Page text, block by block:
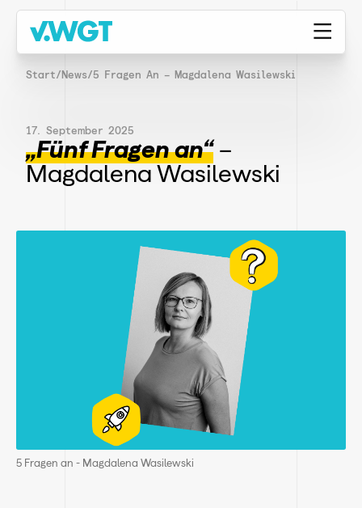
Start/ News/5 Fragen An – Magdalena Wasilewski
17. September 2025
„Fünf Fragen an“–
Magdalena Wasilewski
5 Fragen an - Magdalena Wasilewski